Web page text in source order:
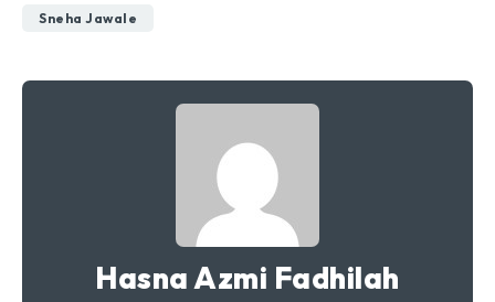
Sneha Jawale
Hasna Azmi Fadhilah